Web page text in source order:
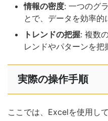
情報の密度: 一つのグ
とで、データを効率的
トレンドの把握: 複数
レンドやパターンを把
実際の操作手順
ここでは、Excelを使用し